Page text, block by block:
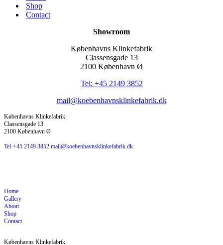
Shop
Contact
Showroom
Københavns Klinkefabrik
Classensgade 13
2100 København Ø
Tel: +45 2149 3852
mail@koebenhavnsklinkefabrik.dk
Københavns Klinkefabrik
Classensgade 13
2100 København Ø
Tel·+45 2149 3852 mail@koebenhavnsklinkefabrik.dk
Home
Gallery
About
Shop
Contact
Københavns Klinkefabrik